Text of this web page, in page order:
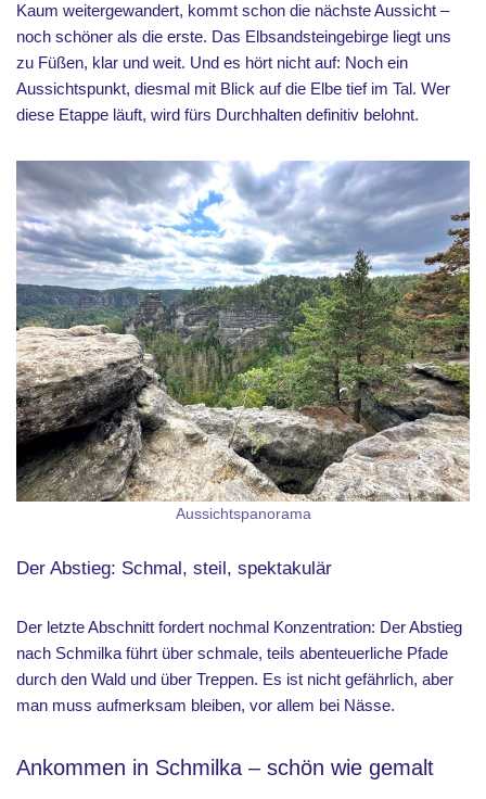
Kaum weitergewandert, kommt schon die nächste Aussicht –
noch schöner als die erste. Das Elbsandsteingebirge liegt uns
zu Füßen, klar und weit. Und es hört nicht auf: Noch ein
Aussichtspunkt, diesmal mit Blick auf die Elbe tief im Tal. Wer
diese Etappe läuft, wird fürs Durchhalten definitiv belohnt.
Aussichtspanorama
Der Abstieg: Schmal, steil, spektakulär
Der letzte Abschnitt fordert nochmal Konzentration: Der Abstieg
nach Schmilka führt über schmale, teils abenteuerliche Pfade
durch den Wald und über Treppen. Es ist nicht gefährlich, aber
man muss aufmerksam bleiben, vor allem bei Nässe.
Ankommen in Schmilka – schön wie gemalt